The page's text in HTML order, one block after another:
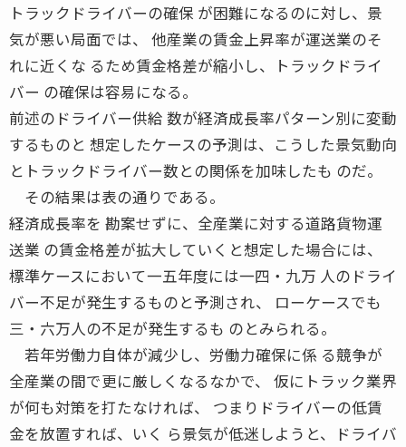
トラックドライバーの確保 が困難になるのに対し、景
気が悪い局面では、 他産業の賃金上昇率が運送業のそ
れに近くな るため賃金格差が縮小し、トラックドライ
バー の確保は容易になる。
前述のドライバー供給 数が経済成長率パターン別に変動
するものと 想定したケースの予測は、こうした景気動向
とトラックドライバー数との関係を加味したも のだ。
その結果は表の通りである。
経済成長率を 勘案せずに、全産業に対する道路貨物運
送業 の賃金格差が拡大していくと想定した場合には、
標準ケースにおいて一五年度には一四・九万 人のドライ
バー不足が発生するものと予測され、 ローケースでも
三・六万人の不足が発生するも のとみられる。
若年労働力自体が減少し、労働力確保に係 る競争が
全産業の間で更に厳しくなるなかで、 仮にトラック業界
が何も対策を打たなければ、 つまりドライバーの低賃
金を放置すれば、いく ら景気が低迷しようと、ドライバ